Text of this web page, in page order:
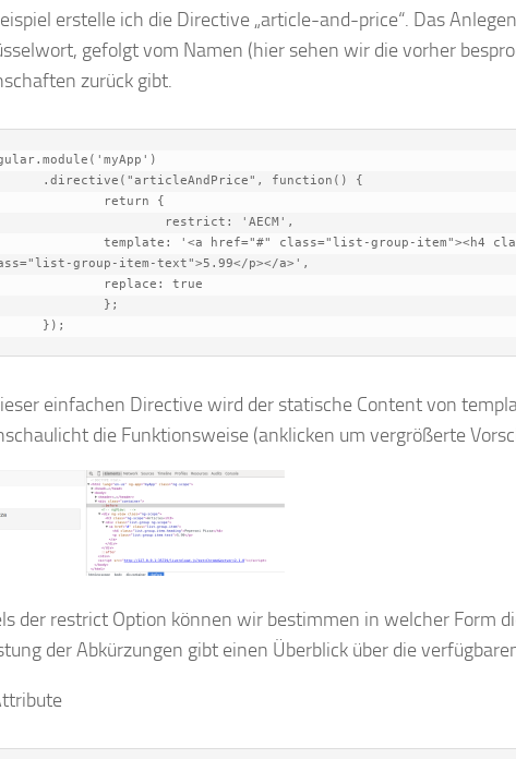
erstelle ich die Directive „article-and-price“. Das
gefolgt vom Namen (hier sehen wir die vorher
zurück gibt.
group-item-text">5.99</p></a>',
	});
einfachen Directive wird der statische Content von
die Funktionsweise (anklicken um vergrößerte
der restrict Option können wir bestimmen in welcher Form
der Abkürzungen gibt einen Überblick über die